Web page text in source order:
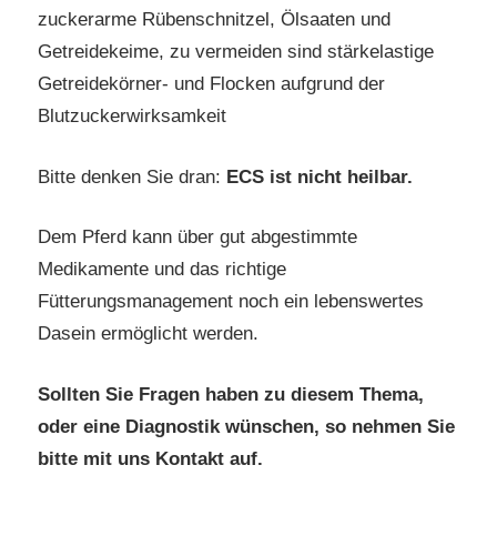
zuckerarme Rübenschnitzel, Ölsaaten und
Getreidekeime, zu vermeiden sind stärkelastige
Getreidekörner- und Flocken aufgrund der
Blutzuckerwirksamkeit
Bitte denken Sie dran: ECS ist nicht heilbar.
Dem Pferd kann über gut abgestimmte
Medikamente und das richtige
Fütterungsmanagement noch ein lebenswertes
Dasein ermöglicht werden.
Sollten Sie Fragen haben zu diesem Thema,
oder eine Diagnostik wünschen, so nehmen Sie
bitte mit uns Kontakt auf.